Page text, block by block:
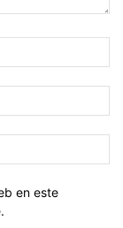
en este